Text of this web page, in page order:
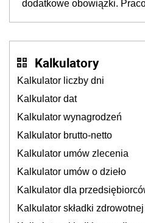
Inkluzywności w
dodatkowe obowiązki.
Kalkulatory
Kalkulator liczby dni
Kalkulator dat
Kalkulator wynagrodzeń
Kalkulator brutto-netto
Kalkulator umów zlecenia
Kalkulator umów o dzieło
Kalkulator dla
Kalkulator składki